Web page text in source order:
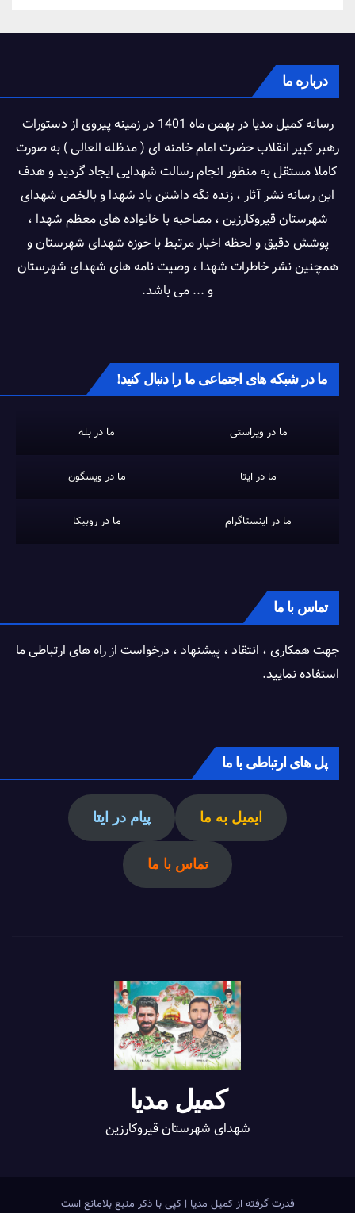
درباره ما
رسانه کمیل مدیا در بهمن ماه 1401 در زمینه پیروی از دستورات
رهبر کبیر انقلاب حضرت امام خامنه ای ( مدظله العالی ) به صورت
کاملا مستقل به منظور انجام رسالت شهدایی ایجاد گردید و هدف
این رسانه نشر آثار ، زنده نگه داشتن یاد شهدا و بالخص شهدای
شهرستان قیروکارزین ، مصاحبه با خانواده های معظم شهدا ،
پوشش دقیق و لحظه اخبار مرتبط با حوزه شهدای شهرستان و
همچنین نشر خاطرات شهدا ، وصیت نامه های شهدای شهرستان
و ... می باشد.
ما در شبکه های اجتماعی ما را دنبال کنید!
ما در ویراستی ما در بله
ما در ایتا ما در ویسگون
ما در اینستاگرام ما در روبیکا
تماس با ما
جهت همکاری ، انتقاد ، پیشنهاد ، درخواست از راه های ارتباطی ما
استفاده نمایید.
پل های ارتباطی با ما
ایمیل به ما پیام در ایتا
تماس با ما
کمیل مدیا
شهدای شهرستان قیروکارزین
قدرت گرفته از کمیل مدیا |کپی با ذکر منبع بلامانع است